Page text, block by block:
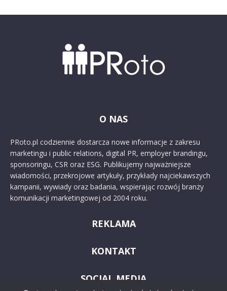
O NAS
PRoto.pl codziennie dostarcza nowe informacje z zakresu
marketingu i public relations, digital PR, employer brandingu,
sponsoringu, CSR oraz ESG. Publikujemy najważniejsze
wiadomości, przekrojowe artykuły, przykłady najciekawszych
kampanii, wywiady oraz badania, wspierając rozwój branży
komunikacji marketingowej od 2004 roku.
REKLAMA
KONTAKT
SOCIAL MEDIA